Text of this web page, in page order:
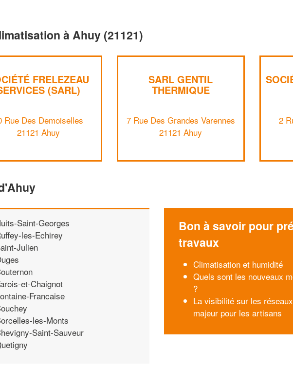
à Ahuy (21121)
FRELEZEAU
(SARL)
Rue Des Demoiselles
21121 Ahuy
SARL GENTIL
THERMIQUE
7 Rue Des Grandes Varennes
21121 Ahuy
2
Saint-Georges
les-Echirey
Julien
et-Chaignot
Francaise
les-Monts
Saint-Sauveur
Bon à savoir pour
travaux
Climatisation et humidité
Quels sont les nouveaux
?
La visibilité sur les
majeur pour les artisans